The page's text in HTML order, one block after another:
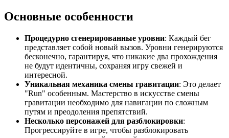
Основные особенности
Процедурно сгенерированные уровни: Каждый бег
представляет собой новый вызов. Уровни генерируются
бесконечно, гарантируя, что никакие два прохождения
не будут идентичны, сохраняя игру свежей и
интересной.
Уникальная механика смены гравитации: Это делает
"Run" особенным. Мастерство в искусстве смены
гравитации необходимо для навигации по сложным
путям и преодоления препятствий.
Несколько персонажей для разблокировки:
Прогрессируйте в игре, чтобы разблокировать